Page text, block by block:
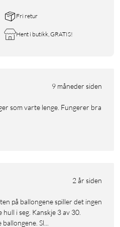
Fri retur
Hent i butikk, GRATIS!
9 måneder siden
2 år siden
i seg. Kanskje 3 av 30.
Sl...